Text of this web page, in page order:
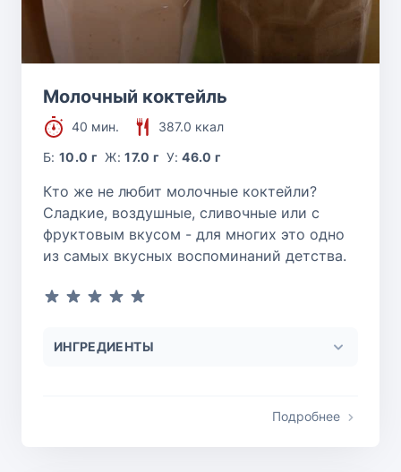
Молочный коктейль
40 мин.
387.0 ккал
Б:10.0 г Ж:17.0 г У:46.0 г
Кто же не любит молочные коктейли?
Сладкие, воздушные, сливочные или с
фруктовым вкусом - для многих это одно
из самых вкусных воспоминаний детства.
ИНГРЕДИЕНТЫ
Подробнее